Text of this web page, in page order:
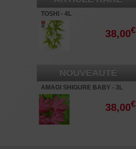
TOSHI - 4L
38,00€
NOUVEAUTÉ
AMAGI SHIGURE BABY - 3L
38,00€